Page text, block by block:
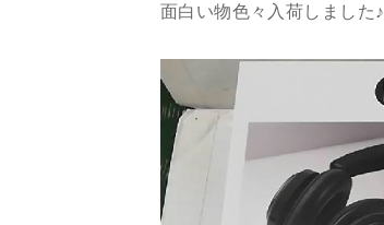
面白い物色々入荷しました♪